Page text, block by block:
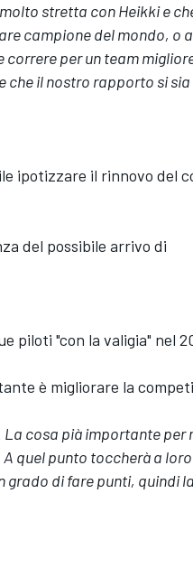
stretta con Heikki e
campione del mondo, o
per un team
che il nostro rapporto si sia
ipotizzare il rinnovo del
del possibile arrivo di
piloti "con la valigia" nel
è migliorare la
cosa pià importante per
quel punto toccherà a
grado di fare punti, quindi